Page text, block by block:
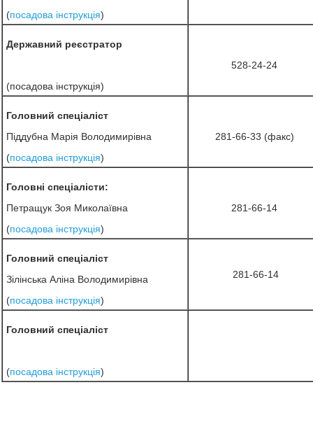
(посадова інструкція)
Державний реєстратор
(посадова інструкція)
528-24-24
Головний спеціаліст
Піддубна Марія Володимирівна
(посадова інструкція)
281-66-33 (факс)
Головні спеціалісти:
Петращук Зоя Миколаївна
(посадова інструкція)
281-66-14
Головний спеціаліст
Зілінська Аліна Володимирівна
(посадова інструкція)
281-66-14
Головний спеціаліст
(посадова інструкція)